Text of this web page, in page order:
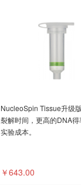
NucleoSpin Tissue升级
裂解时间，更高的DNA
实验成本。
￥643.00